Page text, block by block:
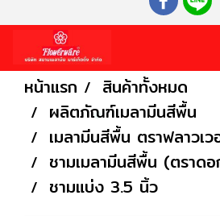
หน้าแรก
สินค้าทั้งหมด
ผลิตภัณฑ์เมลามีนสีพื้น
เมลามีนสีพื้น ตราฟลาวเว
ชามเมลามีนสีพื้น (ตราด
ชามแบ่ง 3.5 นิ้ว